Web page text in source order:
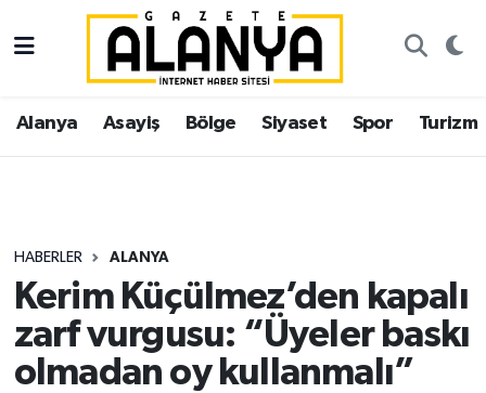
Alanya Asayiş Bölge Siyaset Spor Turizm
HABERLER ALANYA
Kerim Küçülmez’den kapalı
zarf vurgusu: “Üyeler baskı
olmadan oy kullanmalı”
Alanya
Asayiş
Siyaset
Spor
Turizm
İstanbul Nöbetçi Eczaneler
İstanbul Hava Durumu
Süper Lig Puan Durumu ve Fikstür
Tüm Manşetler
Son Dakika Haberleri